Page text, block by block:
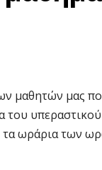
μαθητών μας
του
τα ωράρια των